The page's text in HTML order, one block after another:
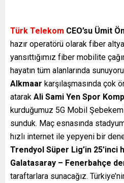
Türk Telekom CEO’su Ümit
hazır operatörü olarak fiber
yansıttığımız fiber mobilite
hayatın tüm alanlarında
Alkmaar karşılaşmasında çok
atarak Ali Sami Yen Spor
kurduğumuz 5G Mobil
sunduk. Maç esnasında
hızlı internet ile yepyeni bir
Trendyol Süper Lig’in 25’inci
Galatasaray – Fenerbahçe
taraftarlara sunacağız.